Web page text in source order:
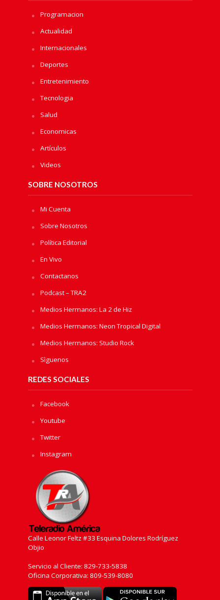
Programacion
Actualidad
Internacionales
Deportes
Entretenimiento
Tecnologia
Salud
Economicas
Artículos
Videos
SOBRE NOSOTROS
Mi Cuenta
Sobre Nosotros
Política Editorial
En Vivo
Contactanos
Podcast – TRA2
Medios Hermanos: La 2 de Hiz
Medios Hermanos: Neon Tropical Digital
Medios Hermanos: Studio Rock
Sìguenos
REDES SOCIALES
Facebook
Youtube
Twitter
Instagram
Calle Leonor Feltz #33 Esquina Dolores Rodríguez
Objio
Servicio al Cliente: 829-733-5838
Oficina Corporativa: 809-539-8080